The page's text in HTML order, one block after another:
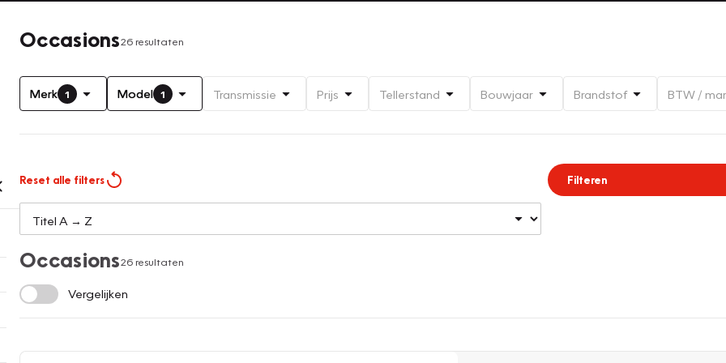
Occasions26 resultaten
Merk 1 Model 1 Transmissie Prijs Tellerstand Bouwjaar Brandstof BTW /
Reset alle filters Filteren
Occasions26 resultaten
Vergelijken